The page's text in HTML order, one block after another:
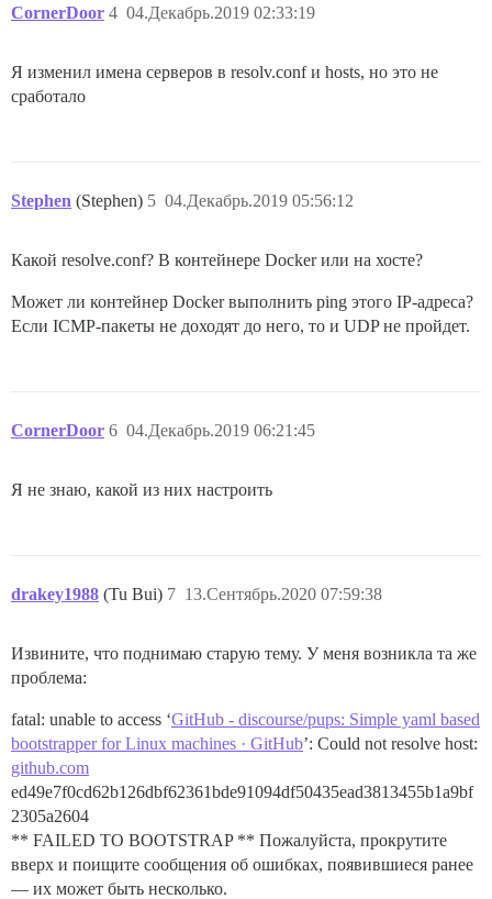
CornerDoor 04.Декабрь.2019 02:33:19
4
Я изменил имена серверов в resolv.conf и hosts, но это не
сработало
Stephen (Stephen) 04.Декабрь.2019 05:56:12
5
Какой resolve.conf? В контейнере Docker или на хосте?
Может ли контейнер Docker выполнить ping этого IP-адреса?
Если ICMP-пакеты не доходят до него, то и UDP не пройдет.
CornerDoor 04.Декабрь.2019 06:21:45
6
Я не знаю, какой из них настроить
drakey1988 (Tu Bui) 13.Сентябрь.2020 07:59:38
7
Извините, что поднимаю старую тему. У меня возникла та же
проблема:
fatal: unable to access ‘GitHub - discourse/pups: Simple yaml based
bootstrapper for Linux machines · GitHub’: Could not resolve host:
github.com
ed49e7f0cd62b126dbf62361bde91094df50435ead3813455b1a9bf
2305a2604
** FAILED TO BOOTSTRAP ** Пожалуйста, прокрутите
вверх и поищите сообщения об ошибках, появившиеся ранее
— их может быть несколько.